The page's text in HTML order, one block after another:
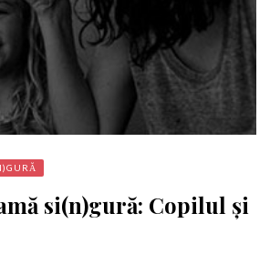
si(n)gură: Copilul și